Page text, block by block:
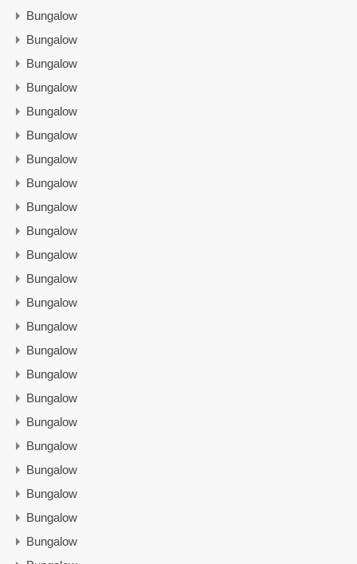
Bungalow
Bungalow
Bungalow
Bungalow
Bungalow
Bungalow
Bungalow
Bungalow
Bungalow
Bungalow
Bungalow
Bungalow
Bungalow
Bungalow
Bungalow
Bungalow
Bungalow
Bungalow
Bungalow
Bungalow
Bungalow
Bungalow
Bungalow